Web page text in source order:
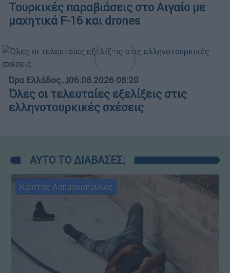
Τουρκικές παραβιάσεις στο Αιγαίο με
μαχητικά F-16 και drones
Ώρα Ελλάδος...|06.08.2026 08:20
Όλες οι τελευταίες εξελίξεις στις
ελληνοτουρκικές σχέσεις
ΑΥΤΟ ΤΟ ΔΙΑΒΑΣΕΣ;
Κώστας Ασημακόπουλος